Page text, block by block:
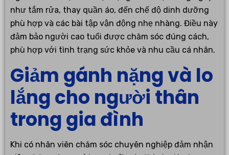
như tắm rửa, thay quần áo, đến chế độ dinh dưỡng
phù hợp và các bài tập vận động nhẹ nhàng. Điều này
đảm bảo người cao tuổi được chăm sóc đúng cách,
phù hợp với tình trạng sức khỏe và nhu cầu cá nhân.
Giảm gánh nặng và lo
lắng cho người thân
trong gia đình
Khi có nhân viên chăm sóc chuyên nghiệp đảm nhận